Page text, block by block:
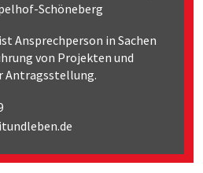
Schöneberg
Ansprechperson in Sachen
von Projekten und
Antragsstellung.